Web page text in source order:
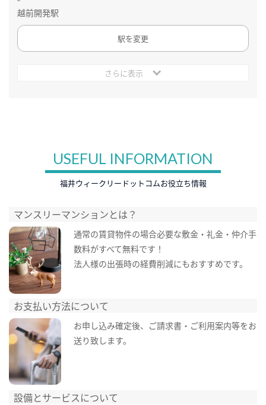
越前開発駅
駅を変更
さらに表示
USEFUL INFORMATION
福井ウィークリードットコムお役立ち情報
マンスリーマンションとは？
通常の賃貸物件の場合必要な敷金・礼金・仲介手
数料がすべて無料です！
法人様の出張時の経費削減にもおすすめです。
お支払い方法について
お申し込み確定後、ご請求書・ご利用案内等をお
送り致します。
設備とサービスについて